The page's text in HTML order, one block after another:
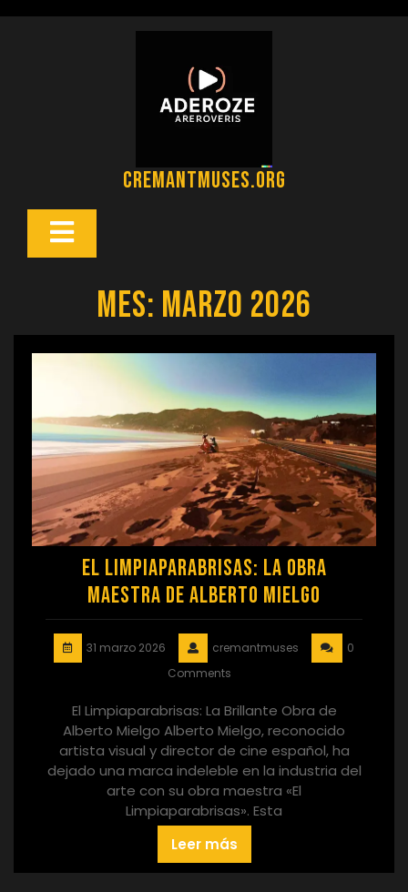
cremantmuses.org
Botón
Mes: marzo 2026
El Limpiaparabrisas: La Obra
Maestra de Alberto Mielgo
31 marzo 2026 cremantmuses
0
Comments
El Limpiaparabrisas: La Brillante Obra de
Alberto Mielgo Alberto Mielgo, reconocido
artista visual y director de cine español, ha
dejado una marca indeleble en la industria del
arte con su obra maestra «El
Limpiaparabrisas». Esta
Leer más